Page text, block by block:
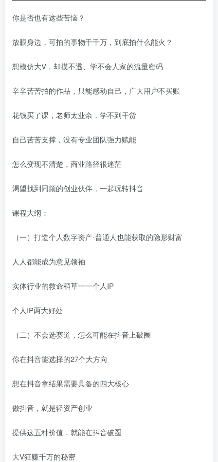
你是否也有这些苦恼？
放眼身边，可拍的事物千千万，到底拍什么能火？
想模仿大V，却摸不透、学不会人家的流量密码
辛辛苦苦拍的作品，只能感动自己，广大用户不买账
花钱买了课，老师太业余，学不到干货
自己苦苦支撑，没有专业团队强力赋能
怎么变现不清楚，商业路径很迷茫
渴望找到同频的创业伙伴，一起玩转抖音
课程大纲：
（一）打造个人数字资产-普通人也能获取的隐形财富
人人都能成为意见领袖
实体行业的救命稻草一一个人IP
个人IP两大好处
（二）不会选赛道，怎么可能在抖音上破圈
你在抖音能选择的27个大方向
想在抖音拿结果需要具备的四大核心
做抖音，就是轻资产创业
提供这五种价值，就能在抖音破圈
大V狂赚千万的秘密